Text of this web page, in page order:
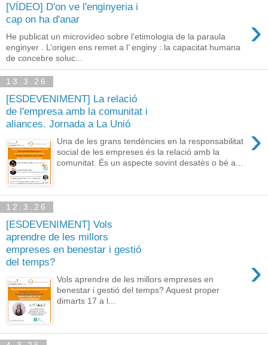
[VÍDEO] D'on ve l'enginyeria i
cap on ha d'anar
›
He publicat un microvídeo sobre l’etimologia de la paraula
enginyer . L’origen ens remet a l’ enginy : la capacitat humana
de concebre soluc...
13.3.26
[ESDEVENIMENT] La relació
de l'empresa amb la comunitat i
aliances. Jornada a La Unió
›
Una de les grans tendències en la responsabilitat
social de les empreses és la relació amb la
comunitat. És un aspecte sovint desatès o bé a...
12.3.26
[ESDEVENIMENT] Vols
aprendre de les millors
empreses en benestar i gestió
del temps?
›
Vols aprendre de les millors empreses en
benestar i gestió del temps? Aquest proper
dimarts 17 a l...